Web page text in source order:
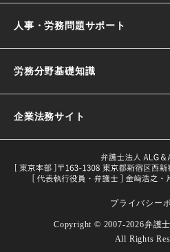
人事・労務問題サポート
労務分野基礎知識
採用基準の決め方｜5つのポイン
企業法務サイト
プライバシー
Copyright © 2007-2026弁護
All Rights